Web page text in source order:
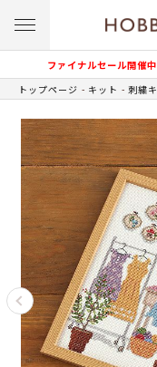
ファイナルセール開催
トップページ キット 刺繍